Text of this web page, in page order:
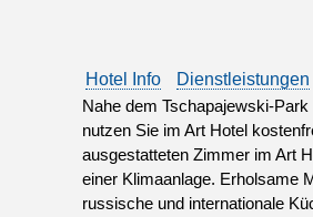
Hotel Info Dienstleistungen
Nahe dem Tschapajewski-
nutzen Sie im Art Hotel
ausgestatteten Zimmer im Art
einer Klimaanlage. Erholsame
russische und internationale